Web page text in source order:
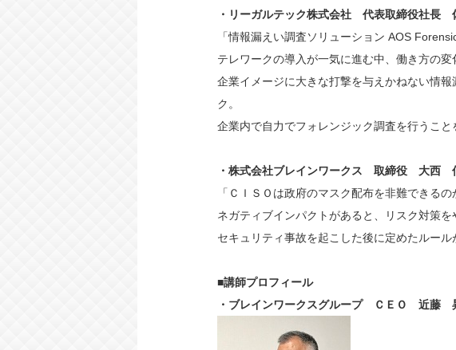
・リーガルテック株式会社 代表取締役社長
「情報漏えい調査ソリューション AOS
テレワークの導入が一気に進む中、働き方の
企業イメージに大きな打撃を与えかねない情
ク。
企業内で自力でフォレンジック調査を行うこ
・株式会社ブレインワークス 取締役 大西
「ＣＩＳＯは政府のマスク配布を非難できる
ネガティブインパクトがあると、リスク対策
セキュリティ事故を起こした後に定めたルー
■講師プロフィール
・ ブレインワークスグループ ＣＥＯ 近藤